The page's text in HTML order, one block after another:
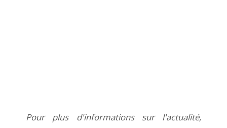
Pour plus d'informations sur l'actualité,